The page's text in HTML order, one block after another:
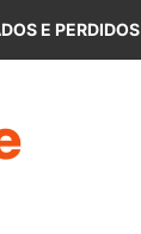
E PERDIDOS